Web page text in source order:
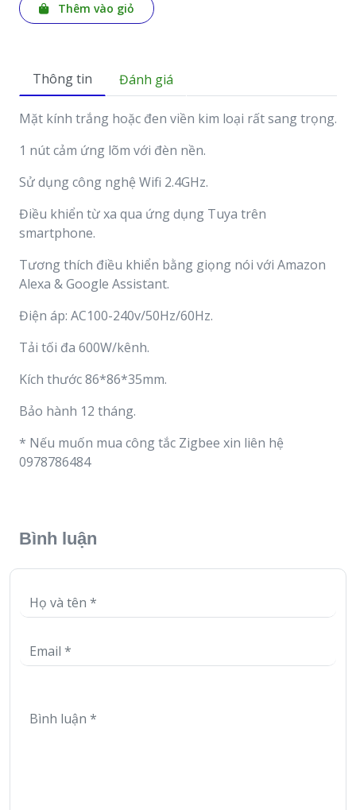
Thêm vào giỏ
Thông tin Đánh giá
Mặt kính trắng hoặc đen viền kim loại rất sang trọng.
1 nút cảm ứng lõm với đèn nền.
Sử dụng công nghệ Wifi 2.4GHz.
Điều khiển từ xa qua ứng dụng Tuya trên
smartphone.
Tương thích điều khiển bằng giọng nói với Amazon
Alexa & Google Assistant.
Điện áp: AC100-240v/50Hz/60Hz.
Tải tối đa 600W/kênh.
Kích thước 86*86*35mm.
Bảo hành 12 tháng.
* Nếu muốn mua công tắc Zigbee xin liên hệ
0978786484
Bình luận